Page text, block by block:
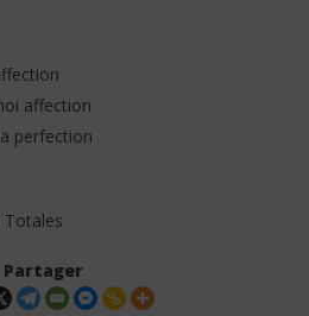
affection
perfection
Totales
Partager